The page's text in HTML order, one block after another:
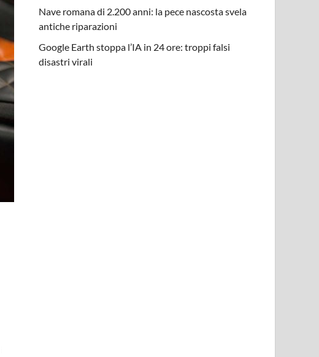
Nave romana di 2.200 anni: la pece nascosta svela
antiche riparazioni
Google Earth stoppa l’IA in 24 ore: troppi falsi
disastri virali